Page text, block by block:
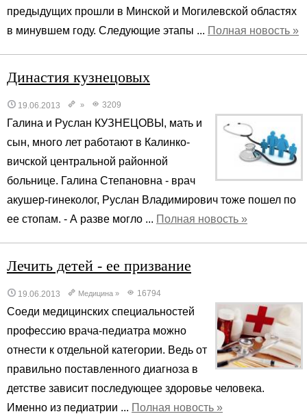
предыдущих прошли в Минской и Могилевской областях
в минувшем году. Следующие этапы ... Полная новость »
Династия кузнецовых
19.06.2013 » 3209
Галина и Руслан КУЗНЕЦОВЫ, мать и
сын, много лет работают в Калинко-
вичской центральной районной
больнице. Галина Степановна - врач
акушер-гинеколог, Руслан Владимирович тоже пошел по
ее стопам. - А разве могло ... Полная новость »
Лечить детей - ее призвание
19.06.2013 Медицина » 16794
Соеди медицинских специальностей
профессию врача-педиатра можно
отнести к отдельной категории. Ведь от
правильно поставленного диагноза в
детстве зависит последующее здоровье человека.
Именно из педиатрии ... Полная новость »